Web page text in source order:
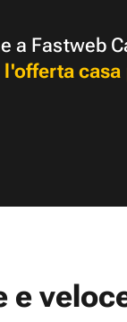
a Fastweb
l'offerta casa
e